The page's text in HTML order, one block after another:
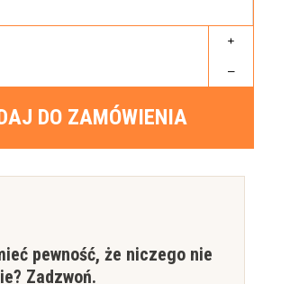
+
–
DO ZAMÓWIENIA
pewność, że niczego nie
Zadzwoń.